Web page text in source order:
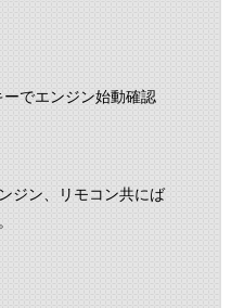
でエンジン始動確認
ジン、リモコン共にば